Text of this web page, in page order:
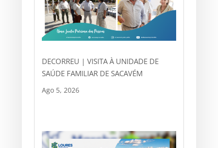
DECORREU | VISITA À UNIDADE DE
SAÚDE FAMILIAR DE SACAVÉM
Ago 5, 2026